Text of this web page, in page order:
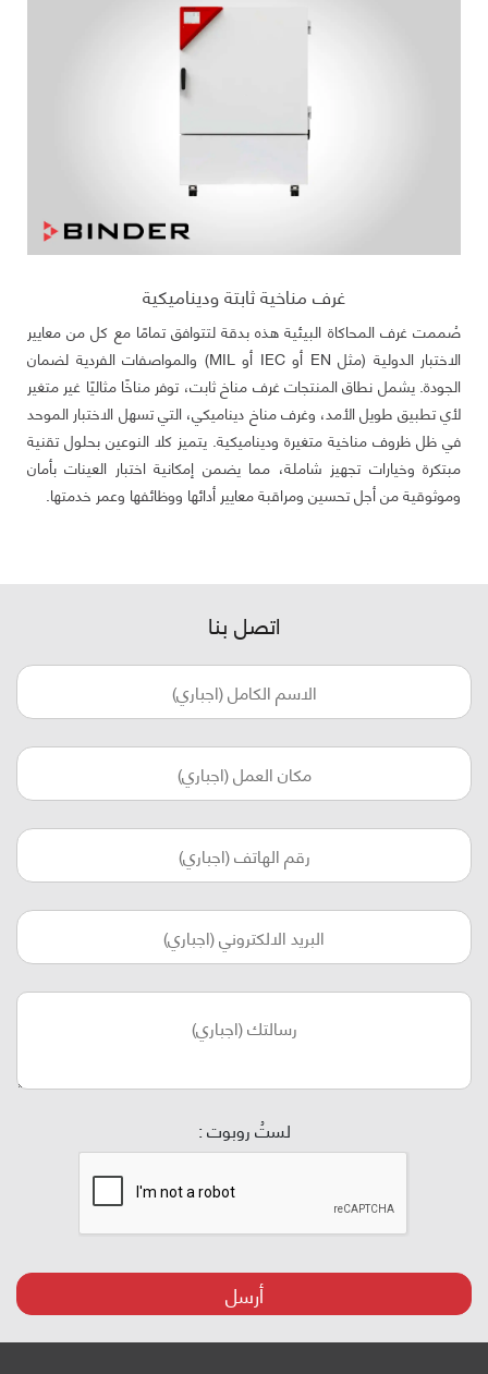
غرف مناخية ثابتة وديناميكية
صُممت غرف المحاكاة البيئية هذه بدقة لتتوافق تمامًا مع كل من معايير
الاختبار الدولية (مثل EN أو IEC أو MIL) والمواصفات الفردية لضمان
الجودة. يشمل نطاق المنتجات غرف مناخ ثابت، توفر مناخًا مثاليًا غير متغير
لأي تطبيق طويل الأمد، وغرف مناخ ديناميكي، التي تسهل الاختبار الموحد
في ظل ظروف مناخية متغيرة وديناميكية. يتميز كلا النوعين بحلول تقنية
مبتكرة وخيارات تجهيز شاملة، مما يضمن إمكانية اختبار العينات بأمان
وموثوقية من أجل تحسين ومراقبة معايير أدائها ووظائفها وعمر خدمتها.
اتصل بنا
لستُ روبوت :
أرسل